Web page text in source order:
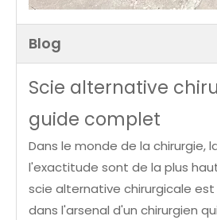
Blog
Scie alternative
guide complet
Dans le monde de la chirurgie,
l'exactitude sont de la plus
scie alternative chirurgicale est
dans l'arsenal d'un chirurgien